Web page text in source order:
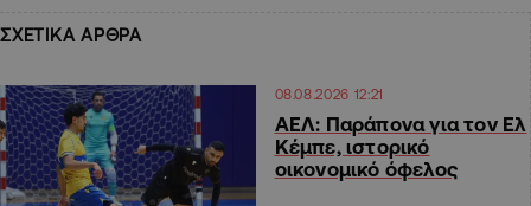
ΣΧΕΤΙΚΑ ΑΡΘΡΑ
08.08.2026 12:21
ΑΕΛ: Παράπονα για τον Ελ
Κέμπε, ιστορικό
οικονομικό όφελος